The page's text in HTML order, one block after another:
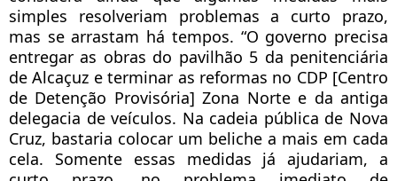
simples resolveriam problemas a curto prazo,
mas se arrastam há tempos. “O governo precisa
entregar as obras do pavilhão 5 da penitenciária
de Alcaçuz e terminar as reformas no CDP [Centro
de Detenção Provisória] Zona Norte e da antiga
delegacia de veículos. Na cadeia pública de Nova
Cruz, bastaria colocar um beliche a mais em cada
cela. Somente essas medidas já ajudariam, a